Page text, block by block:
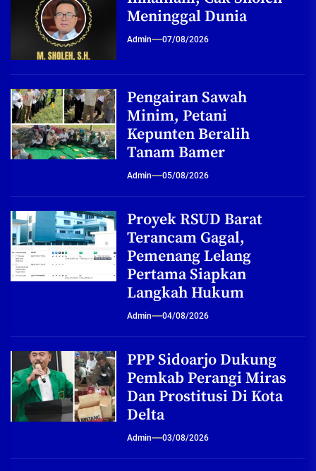
Meninggal Dunia
Admin 07/08/2026
Pengairan Sawah
Minim, Petani
Kepunten Beralih
Tanam Bamer
Admin 05/08/2026
Proyek RSUD Barat
Terancam Gagal,
Pemenang Lelang
Pertama Siapkan
Langkah Hukum
Admin 04/08/2026
PPP Sidoarjo Dukung
Pemkab Perangi Miras
Dan Prostitusi Di Kota
Delta
Admin 03/08/2026